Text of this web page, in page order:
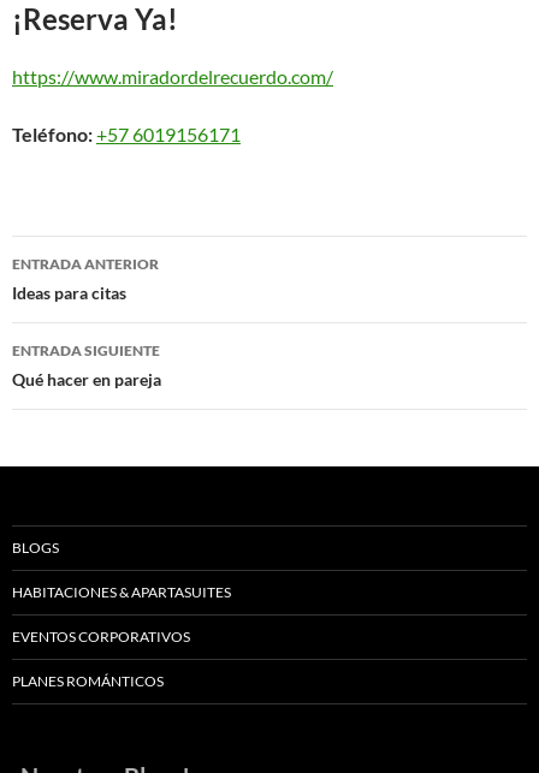
¡Reserva Ya!
https://www.miradordelrecuerdo.com/
Teléfono:+57 6019156171
Navegación
de
entradas
ENTRADA ANTERIOR
Ideas para citas
ENTRADA SIGUIENTE
Qué hacer en pareja
BLOGS
HABITACIONES & APARTASUITES
EVENTOS CORPORATIVOS
PLANES ROMÁNTICOS